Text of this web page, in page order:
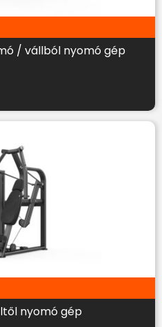
/ vállból nyomó gép
nyomó gép